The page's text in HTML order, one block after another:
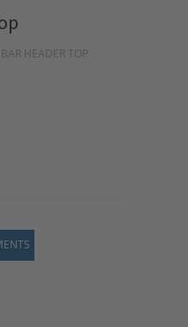
HEADER TOP